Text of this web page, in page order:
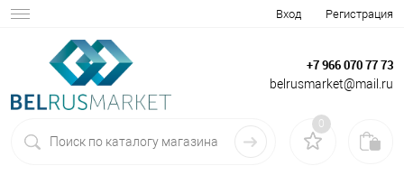
Вход Регистрация
+7 966 070 77 73
belrusmarket@mail.ru
0